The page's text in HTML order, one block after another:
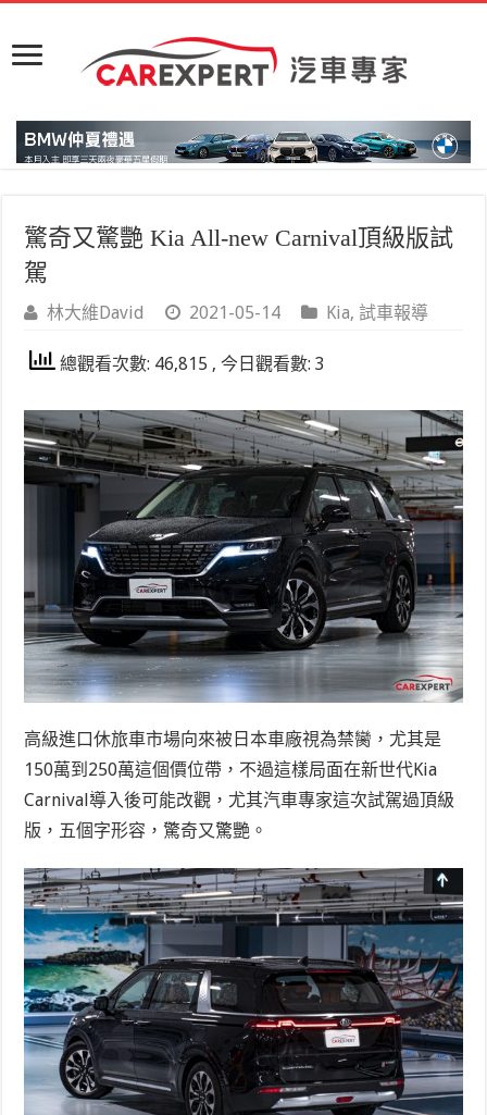
驚奇又驚艷 Kia All-new Carnival頂級版試
駕
林大維David 2021-05-14 Kia,試車報導
總觀看次數: 46,815 , 今日觀看數: 3
高級進口休旅車市場向來被日本車廠視為禁臠，尤其是
150萬到250萬這個價位帶，不過這樣局面在新世代Kia
Carnival導入後可能改觀，尤其汽車專家這次試駕過頂級
版，五個字形容，驚奇又驚艷。